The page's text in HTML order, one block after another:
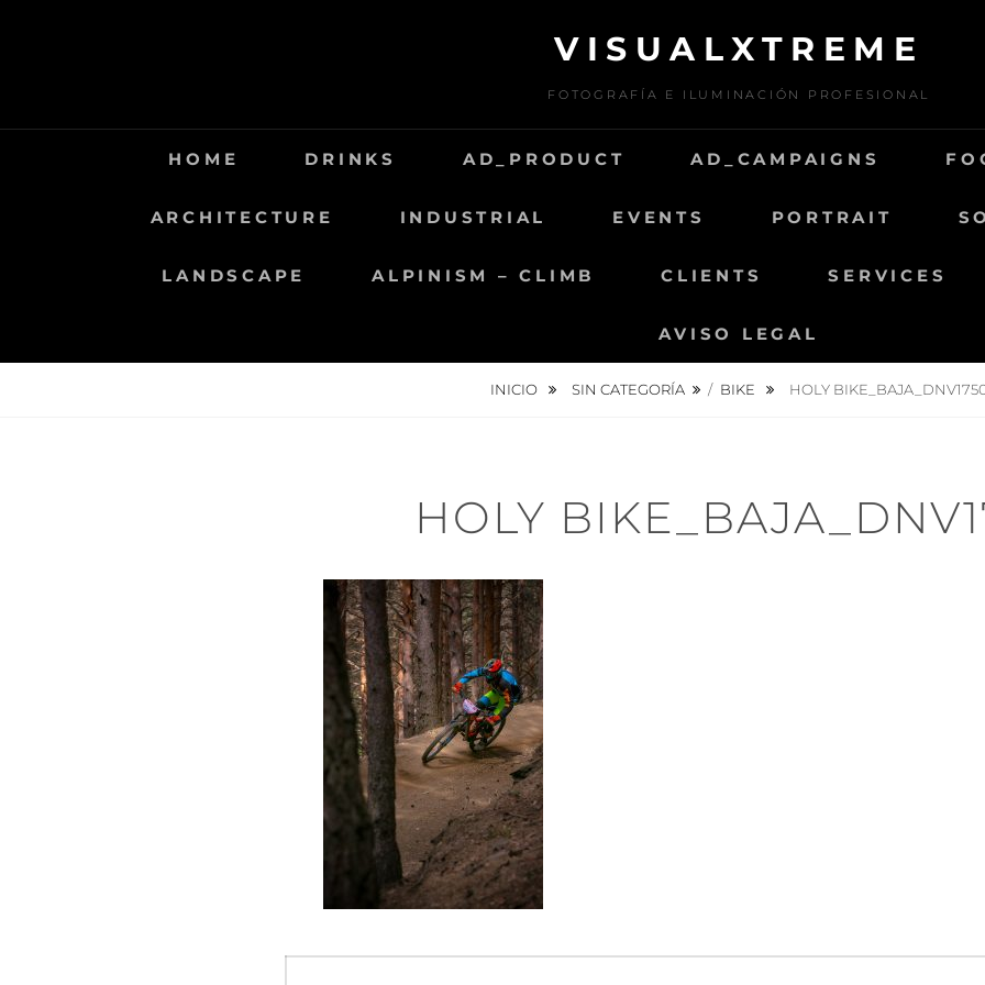
VISUALXTREME
FOTOGRAFÍA E ILUMINACIÓN PROFESIONAL
HOME DRINKS AD_PRODUCT AD_CAMPAIGNS
ARCHITECTURE INDUSTRIAL EVENTS PORTRAIT
LANDSCAPE ALPINISM – CLIMB CLIENTS SERVICES
AVISO LEGAL
INICIO SIN CATEGORÍA / BIKE HOLY
HOLY